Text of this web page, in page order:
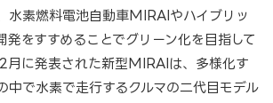
水素燃料電池自動車MIRAIやハイブリッ
発をすすめることでグリーン化を目指して
月に発表された新型MIRAIは、多様化す
中で水素で走行するクルマの二代目モデル